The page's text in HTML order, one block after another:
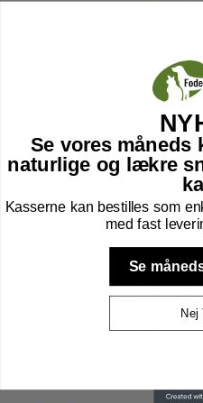
Højtider
Foder til
Legetøj
Seler og
Bure til
Bund til
Højtider
Lopper og tæger
Fugle
Se vores måneds
naturlige og lækre
Kasserne kan bestilles som
med fast
Se
Nej